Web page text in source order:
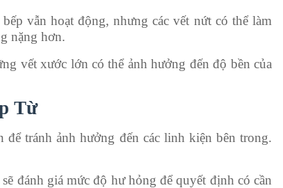
vẫn hoạt động, nhưng các vết nứt có thể làm
nặng hơn.
vết xước lớn có thể ảnh hưởng đến độ bền của
Từ
tránh ảnh hưởng đến các linh kiện bên trong.
đánh giá mức độ hư hỏng để quyết định có cần